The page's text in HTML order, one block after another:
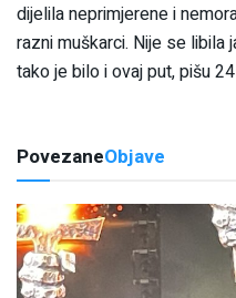
dijelila neprimjerene i
razni muškarci. Nije se libila
tako je bilo i ovaj put, pišu
PovezaneObjave